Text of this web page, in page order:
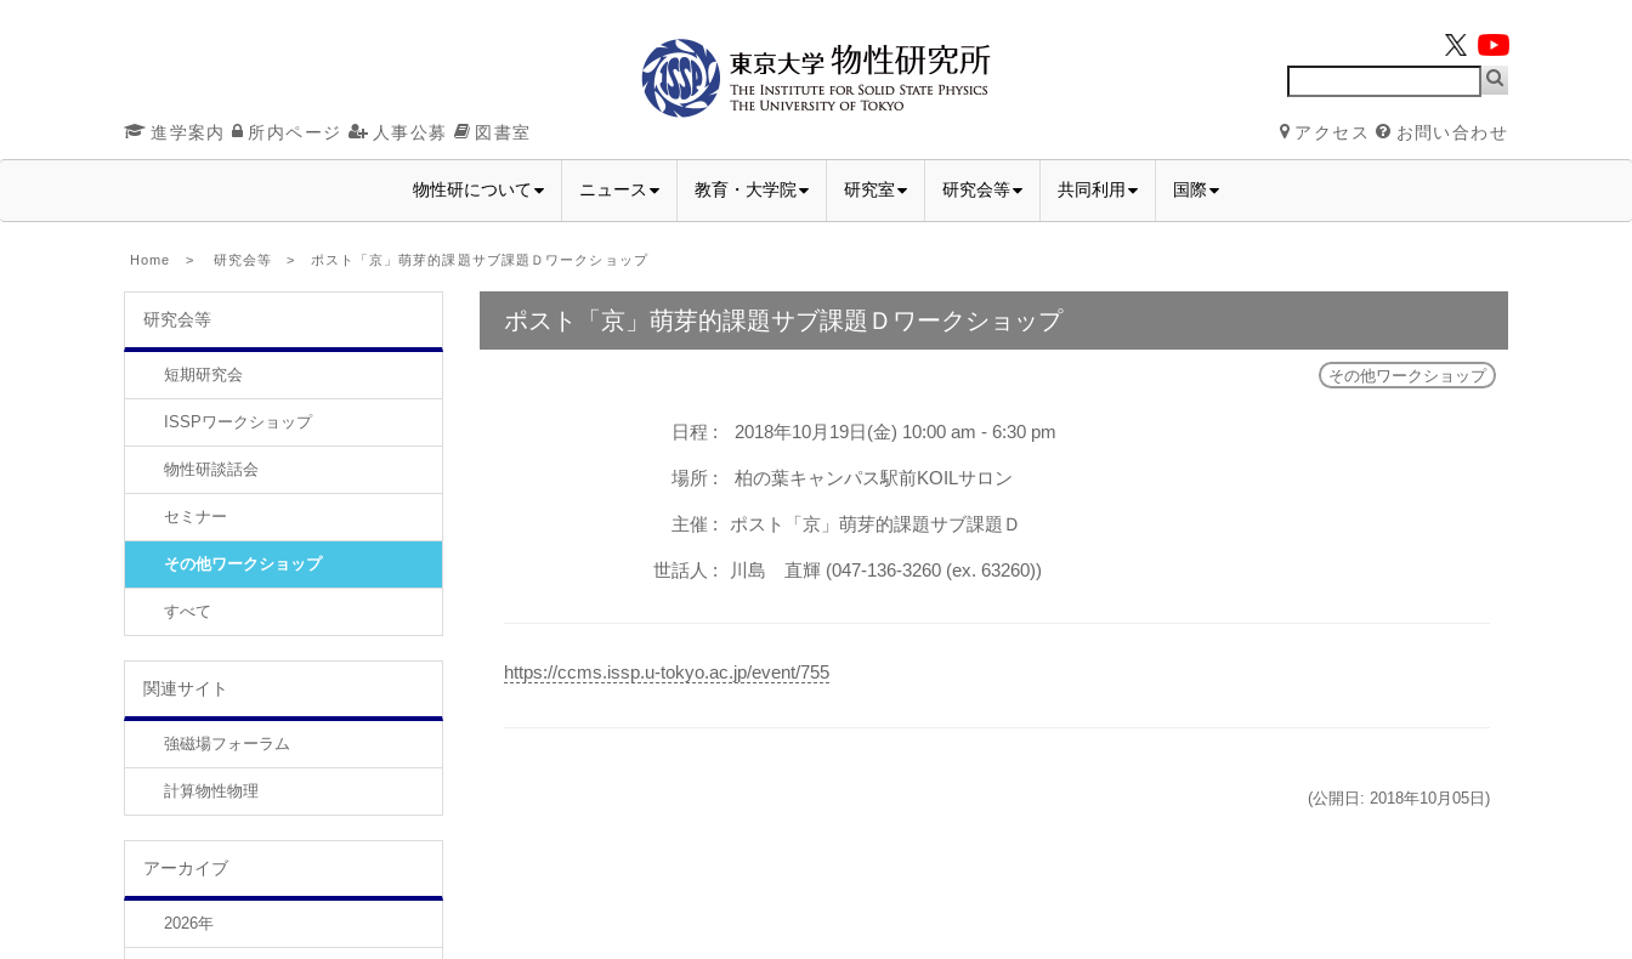
進学案内 所内ページ 人事公募 図書室 アクセス お問い合わせ
物性研について ニュース 教育・大学院 研究室 研究会等 共同利用 国際
Home > 研究会等 > ポスト「京」萌芽的課題サブ課題Ｄワークショップ
研究会等
短期研究会
ISSPワークショップ
物性研談話会
セミナー
その他ワークショップ
すべて
関連サイト
強磁場フォーラム
計算物性物理
アーカイブ
2026年
ポスト「京」萌芽的課題サブ課題Ｄワークショップ
その他ワークショップ
日程 : 2018年10月19日(金) 10:00 am - 6:30 pm
場所 : 柏の葉キャンパス駅前KOILサロン
主催 : ポスト「京」萌芽的課題サブ課題Ｄ
世話人 : 川島 直輝 (047-136-3260 (ex. 63260))
https://ccms.issp.u-tokyo.ac.jp/event/755
(公開日: 2018年10月05日)